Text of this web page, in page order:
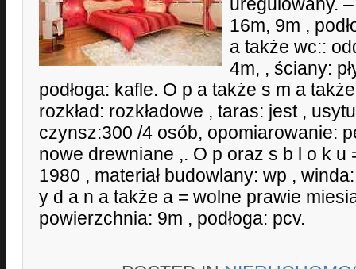
16m, 9m ,
a także wc::
4m, , ściany:
podłoga: kafle. O p a także s m a
rozkład: rozkładowe , taras: jest ,
czynsz:300 /4 osób, opomiarowanie:
nowe drewniane ,. O p oraz s b l o k u
1980 , materiał budowlany: wp ,
y d a n a także a = wolne prawie
powierzchnia: 9m , podłoga: pcv.